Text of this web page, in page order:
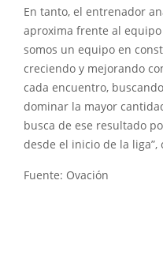
En tanto, el entrenador
aproxima frente al equipo
somos un equipo en
creciendo y mejorando
cada encuentro,
dominar la mayor
busca de ese resultado
desde el inicio de la liga”,
Fuente: Ovación